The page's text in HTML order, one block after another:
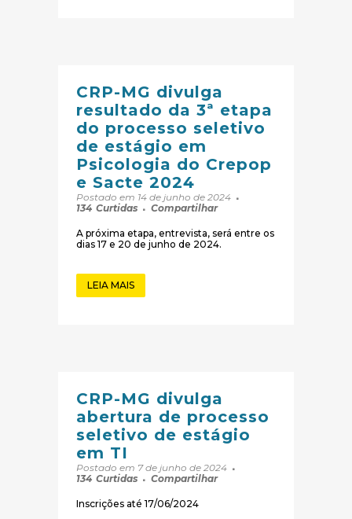
CRP-MG divulga
resultado da 3ª etapa
do processo seletivo
de estágio em
Psicologia do Crepop
e Sacte 2024
Postado em 14 de junho de 2024
134 Curtidas Compartilhar
A próxima etapa, entrevista, será entre os
dias 17 e 20 de junho de 2024.
LEIA MAIS
CRP-MG divulga
abertura de processo
seletivo de estágio
em TI
Postado em 7 de junho de 2024
134 Curtidas Compartilhar
Inscrições até 17/06/2024